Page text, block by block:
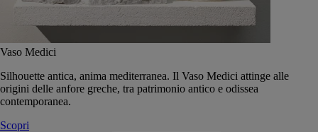
Vaso Medici
Silhouette antica, anima mediterranea. Il Vaso Medici attinge alle
origini delle anfore greche, tra patrimonio antico e odissea
contemporanea.
Scopri